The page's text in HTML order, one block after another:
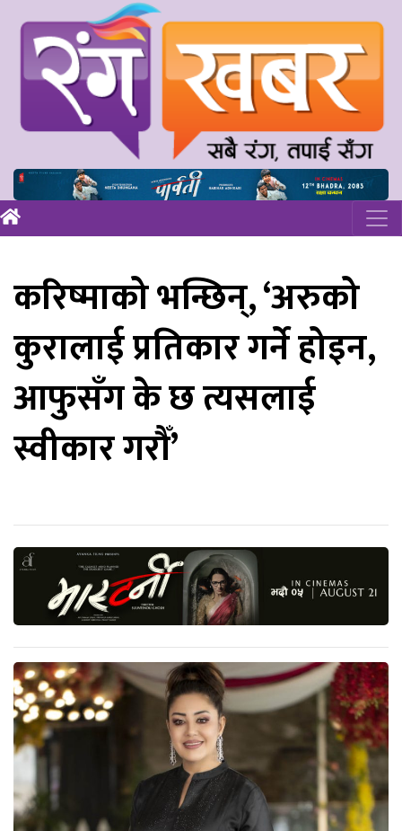
करिष्माको भन्छिन्, ‘अरुको
कुरालाई प्रतिकार गर्ने होइन,
आफुसँग के छ त्यसलाई
स्वीकार गरौँ’